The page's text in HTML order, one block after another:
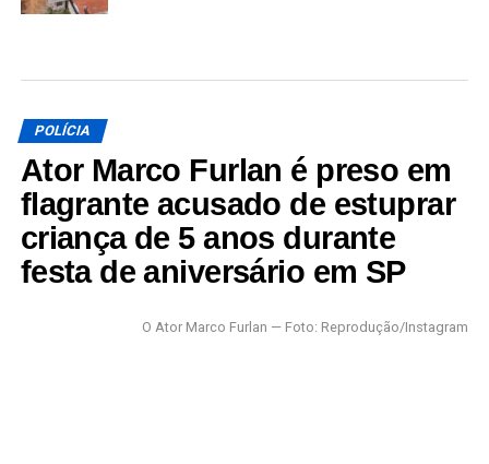
POLÍCIA
Ator Marco Furlan é preso em
flagrante acusado de estuprar
criança de 5 anos durante
festa de aniversário em SP
O Ator Marco Furlan — Foto: Reprodução/Instagram